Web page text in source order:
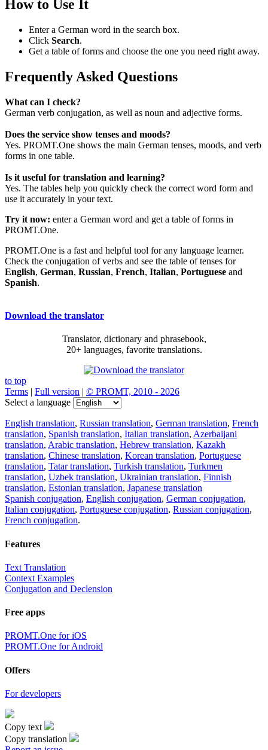
How to Use It
Enter a German word in the search box.
Click Search.
Get a table of forms and choose the one you need right away.
Frequently Asked Questions
What can I check?
German verb conjugation, as well as noun and adjective forms.
Does the service show tenses and moods?
Yes. PROMT.One shows the main German tenses, moods, and verb
forms in one table.
Is it useful for translation and learning?
Yes. The tables help you quickly check the correct word form and
use it accurately in your text.
Try it now: enter a German word and get a table of forms in
PROMT.One.
PROMT.One is a fast and helpful tool for any language learner.
Check the conjugation of verbs and see the table of tenses for
English, German, Russian, French, Italian, Portuguese and
Spanish.
Download the translator
Translator, dictionary and phrasebook,
20+ languages, favorite translations.
to top
Terms | Full version | © PROMT, 2010 - 2026
Select a language
English translation, Russian translation, German translation, French
translation, Spanish translation, Italian translation, Azerbaijani
translation, Arabic translation, Hebrew translation, Kazakh
translation, Chinese translation, Korean translation, Portuguese
translation, Tatar translation, Turkish translation, Turkmen
translation, Uzbek translation, Ukrainian translation, Finnish
translation, Estonian translation, Japanese translation
Spanish conjugation, English conjugation, German conjugation,
Italian conjugation, Portuguese conjugation, Russian conjugation,
French conjugation.
Features
Text Translation
Context Examples
Conjugation and Declension
Free apps
PROMT.One for iOS
PROMT.One for Android
Offers
For developers
Copy text
Copy translation